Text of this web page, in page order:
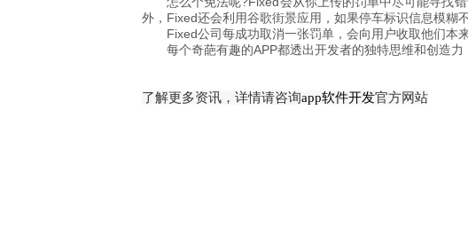
外，Fixed还会利用谷歌街景应用，如果停车标识信息模糊
Fixed公司每成功取消一张罚单，会向用户收取他们本
每个奇葩有趣的APP都透出开发者的独特思维和创造力
了解更多资讯，详情请咨询app软件开发官方网站